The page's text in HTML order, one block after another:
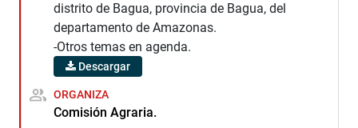
distrito de Bagua, provincia de Bagua, del
departamento de Amazonas.
-Otros temas en agenda.
Descargar
ORGANIZA
Comisión Agraria.